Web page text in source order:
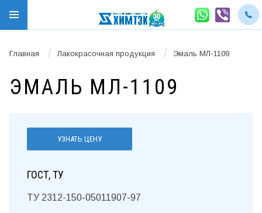
Главная / Лакокрасочная продукция / Эмаль МЛ-1109
ЭМАЛЬ МЛ-1109
УЗНАТЬ ЦЕНУ
ГОСТ, ТУ
ТУ 2312-150-05011907-97